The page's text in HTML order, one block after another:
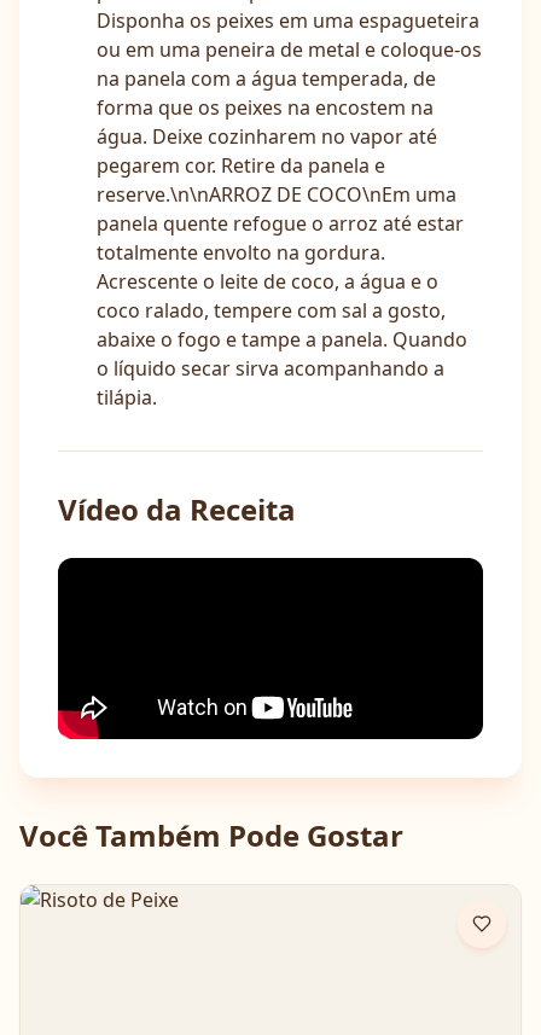
Disponha os peixes em uma espagueteira
ou em uma peneira de metal e coloque-os
na panela com a água temperada, de
forma que os peixes na encostem na
água. Deixe cozinharem no vapor até
pegarem cor. Retire da panela e
reserve.\n\nARROZ DE COCO\nEm uma
panela quente refogue o arroz até estar
totalmente envolto na gordura.
Acrescente o leite de coco, a água e o
coco ralado, tempere com sal a gosto,
abaixe o fogo e tampe a panela. Quando
o líquido secar sirva acompanhando a
tilápia.
Vídeo da Receita
Você Também Pode Gostar